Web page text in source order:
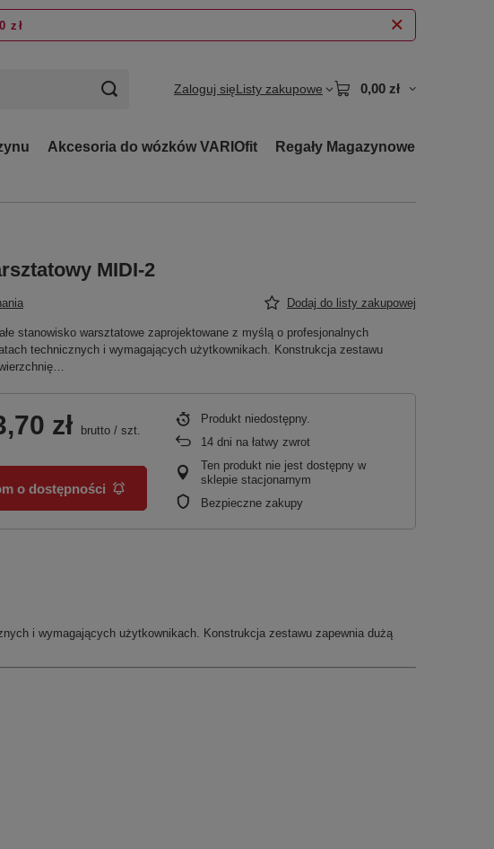
zł
Zaloguj sięListy zakupowe 0,00 zł
Akcesoria do wózków VARIOfit
Regały Magazynowe
MIDI-2
Dodaj do listy zakupowej
stanowisko warsztatowe zaprojektowane z myślą o profesjonalnych
technicznych i wymagających użytkownikach. Konstrukcja zestawu
zł brutto / szt.
o dostępności
Produkt niedostępny
14 dni na łatwy zwrot
Ten produkt nie jest dostępny w
sklepie stacjonarnym
Bezpieczne zakupy
i wymagających użytkownikach. Konstrukcja zestawu zapewnia dużą